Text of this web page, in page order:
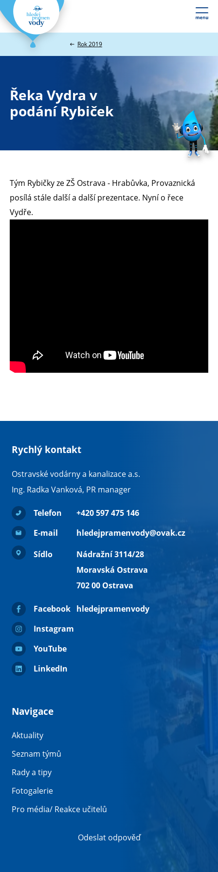
Webové
stránky
míru
Rok 2019
Řeka Vydra v
podání Rybiček
Tým Rybičky ze ZŠ Ostrava - Hrabůvka, Provaznická
posílá stále další a další prezentace. Nyní o řece
Vydře.
Rychlý kontakt
Ostravské vodárny a kanalizace a.s.
Ing. Radka Vanková, PR manager
Telefon
+420 597 475 146
E-mail
hledejpramenvody@ovak.cz
Sídlo
Nádražní 3114/28
Moravská Ostrava
702 00 Ostrava
Facebook
hledejpramenvody
Instagram
YouTube
LinkedIn
Navigace
Aktuality
Seznam týmů
Rady a tipy
Fotogalerie
Pro média/ Reakce učitelů
Odeslat odpověď